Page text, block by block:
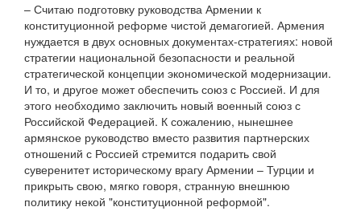
– Считаю подготовку руководства Армении к
конституционной реформе чистой демагогией. Армения
нуждается в двух основных документах-стратегиях: новой
стратегии национальной безопасности и реальной
стратегической концепции экономической модернизации.
И то, и другое может обеспечить союз с Россией. И для
этого необходимо заключить новый военный союз с
Российской Федерацией. К сожалению, нынешнее
армянское руководство вместо развития партнерских
отношений с Россией стремится подарить свой
суверенитет историческому врагу Армении – Турции и
прикрыть свою, мягко говоря, странную внешнюю
политику некой "конституционной реформой".